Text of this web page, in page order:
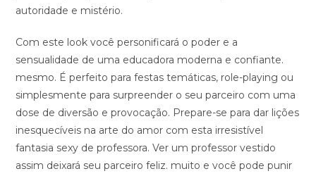
autoridade e mistério.
Com este look você personificará o poder e a
sensualidade de uma educadora moderna e confiante.
mesmo. É perfeito para festas temáticas, role-playing ou
simplesmente para surpreender o seu parceiro com uma
dose de diversão e provocação. Prepare-se para dar lições
inesquecíveis na arte do amor com esta irresistível
fantasia sexy de professora. Ver um professor vestido
assim deixará seu parceiro feliz. muito e você pode punir